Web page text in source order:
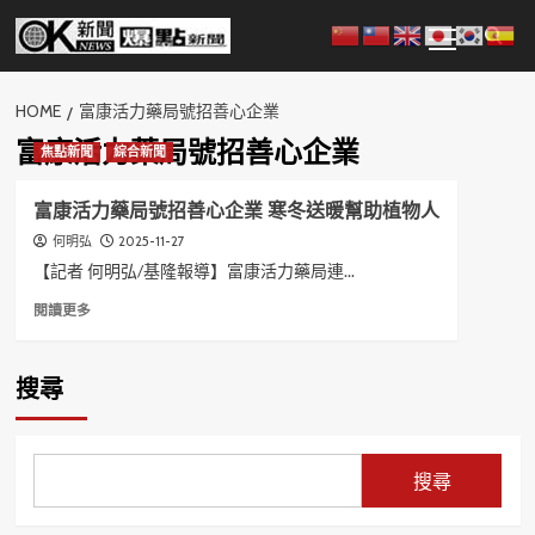
Skip
content
Menu
HOME 富康活力藥局號招善心企業
富康活力藥局號招善心企業
焦點新聞 綜合新聞
富康活力藥局號招善心企業 寒冬送暖幫助植物人
何明弘 2025-11-27
【記者 何明弘/基隆報導】富康活力藥局連...
閱讀更多Read
號
搜尋
搜尋